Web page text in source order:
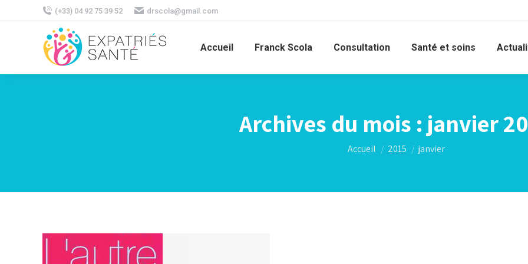
(+33) 04 92 75 39 52 drscola@gmail.com
Accueil Franck Scola Consultation Santé et soins
Archives du mois : janvier
Vous êtes ici :
Accueil 2015 janvier